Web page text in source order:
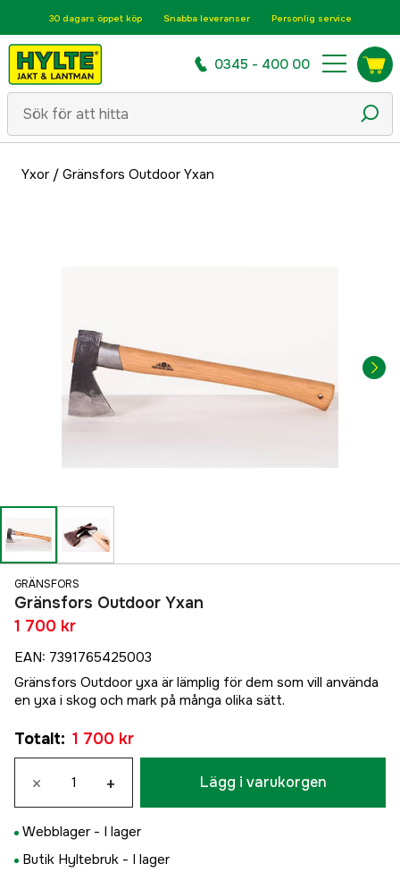
30 dagars öppet köp Snabba leveranser Personlig service
0345 - 400 00
Yxor/ Gränsfors Outdoor Yxan
GRÄNSFORS
Gränsfors Outdoor Yxan
1 700 kr
EAN: 7391765425003
Gränsfors Outdoor yxa är lämplig för dem som vill använda
en yxa i skog och mark på många olika sätt.
Totalt: 1 700 kr
× + Lägg i varukorgen
Webblager - I lager
Butik Hyltebruk - I lager